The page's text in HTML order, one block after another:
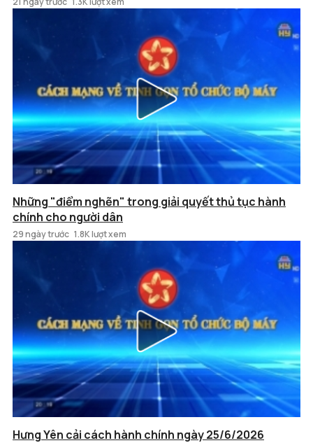
Những "điểm nghẽn" trong giải quyết thủ tục hành
chính cho người dân
29 ngày trước 1.8K lượt xem
Hưng Yên cải cách hành chính ngày 25/6/2026